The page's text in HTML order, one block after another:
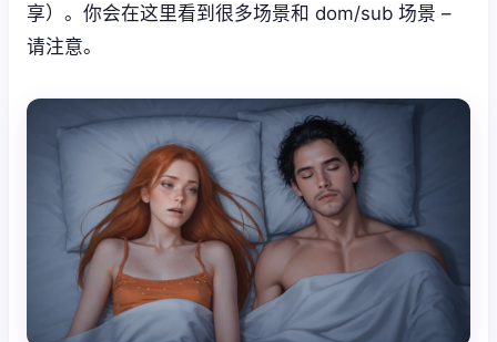
享）。你会在这里看到很多场景和 dom/sub 场景 –
请注意。